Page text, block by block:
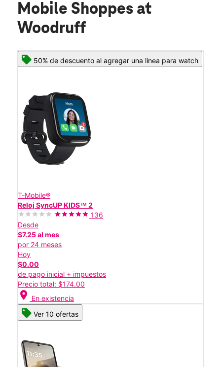
Mobile Shoppes at
Woodruff
50% de descuento al agregar una línea para watch
T-Mobile®
Reloj SyncUP KIDSᵀᴹ 2
136
Desde
$7.25 al mes
por 24 meses
Hoy
$0.00
de pago inicial + impuestos
Precio total: $174.00
location_on En existencia
Ver 10 ofertas